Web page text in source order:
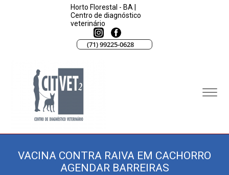
Horto Florestal - BA |
Centro de diagnóstico
veterinário
(71) 99225-0628
VACINA CONTRA RAIVA EM CACHORRO
AGENDAR BARREIRAS